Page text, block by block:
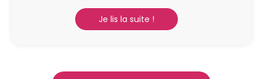
Je lis la suite !